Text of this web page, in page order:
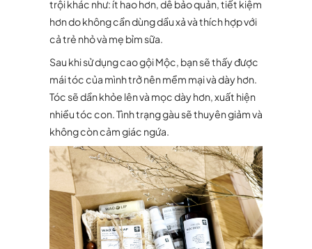
trội khác như: ít hao hơn, dễ bảo quản, tiết kiệm
hơn do không cần dùng dầu xả và thích hợp với
cả trẻ nhỏ và mẹ bỉm sữa.
Sau khi sử dụng cao gội Mộc, bạn sẽ thấy được
mái tóc của mình trở nên mềm mại và dày hơn.
Tóc sẽ dần khỏe lên và mọc dày hơn, xuất hiện
nhiều tóc con. Tình trạng gàu sẽ thuyên giảm và
không còn cảm giác ngứa.